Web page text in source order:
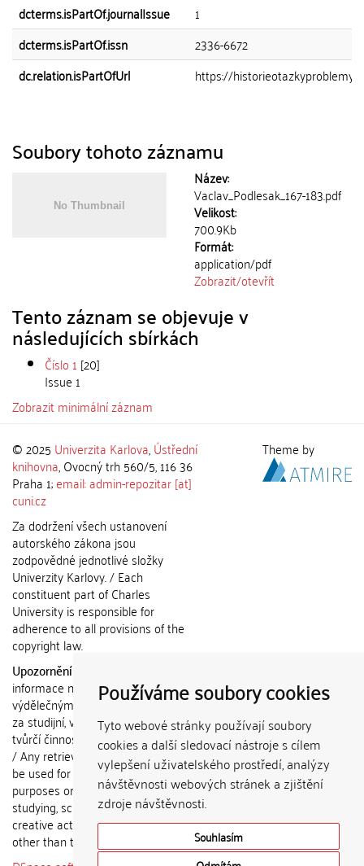
Používáme soubory cookies
Tyto webové stránky používají soubory
cookies a další sledovací nástroje s cílem
vylepšení uživatelského prostředí, analýzy
návštěvnosti webových stránek a zjištění
zdroje návštěvnosti.
Souhlasím
dcterms.isPartOf.journalIssue
1
dcterms.isPartOf.issn
2336-6672
dc.relation.isPartOfUrl
https://
Soubory tohoto záznamu
Název:
Vaclav_Podlesak_167-183.pdf
Velikost:
700.9Kb
Formát:
application/pdf
Zobrazit/otevřít
Tento záznam se objevuje v
následujících sbírkách
Číslo 1 [20]
Issue 1
Zobrazit minimální záznam
© 2025 Univerzita Karlova,Ústřední
knihovna, Ovocný trh 560/5, 116 36
Praha 1;email: admin-repozitar [at]
cuni.cz
Za dodržení všech ustanovení
autorského zákona jsou
zodpovědné jednotlivé složky
Univerzity Karlovy. / Each
constituent part of Charles
University is responsible for
adherence to all provisions of the
copyright law.
Upozornění / Notice:
informace nemohou být použity k
výdělečným účelům nebo vydávány
za studijní, vědeckou nebo jinou
tvůrčí činnost jiné osoby než autora.
/ Any retrieved information shall not
be used for any commercial
purposes or claimed as results of
studying, scientific or any other
creative activities of any person
other than the author.
Theme by